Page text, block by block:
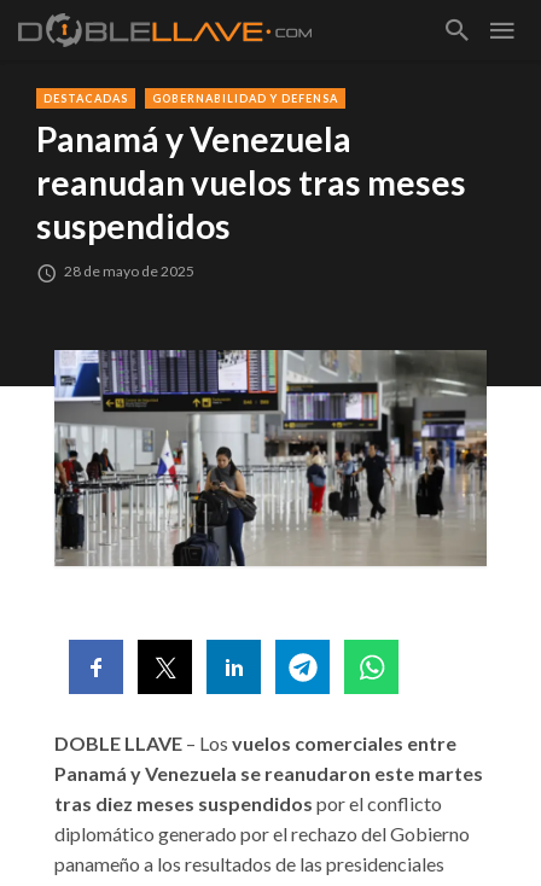
DESTACADAS GOBERNABILIDAD Y DEFENSA
Panamá y Venezuela
reanudan vuelos tras meses
suspendidos
28 de mayo de 2025
DOBLE LLAVE – Los vuelos comerciales entre
Panamá y Venezuela se reanudaron este martes
tras diez meses suspendidos por el conflicto
diplomático generado por el rechazo del Gobierno
panameño a los resultados de las presidenciales